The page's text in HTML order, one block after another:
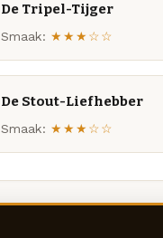
De Tripel-Tijger
Smaak: ★★★☆☆
De Stout-Liefhebber
Smaak: ★★★☆☆